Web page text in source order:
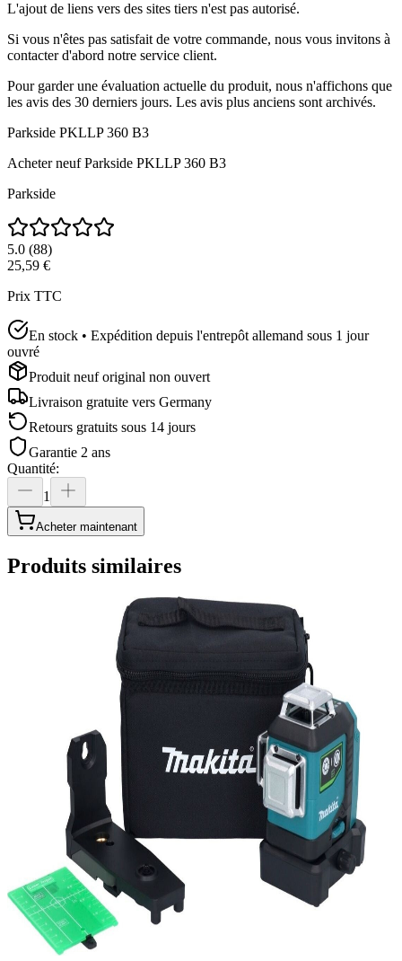
L'ajout de liens vers des sites tiers n'est pas autorisé.
Si vous n'êtes pas satisfait de votre commande, nous vous invitons à
contacter d'abord notre service client.
Pour garder une évaluation actuelle du produit, nous n'affichons que
les avis des 30 derniers jours. Les avis plus anciens sont archivés.
Parkside PKLLP 360 B3
Acheter neuf Parkside PKLLP 360 B3
Parkside
5.0 (88)
25,59 €
Prix TTC
En stock • Expédition depuis l'entrepôt allemand sous 1 jour
ouvré
Produit neuf original non ouvert
Livraison gratuite vers Germany
Retours gratuits sous 14 jours
Garantie 2 ans
Quantité:
1
Acheter maintenant
Produits similaires